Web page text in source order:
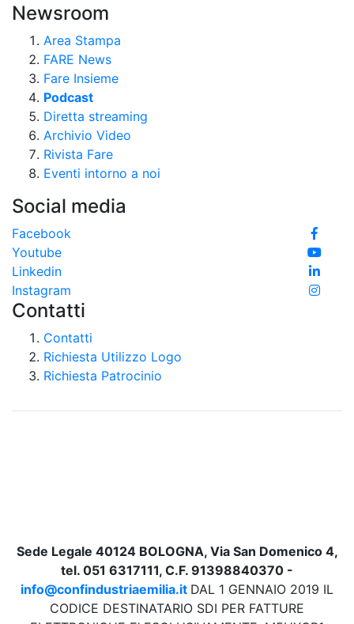
Newsroom
Area Stampa
FARE News
Fare Insieme
Podcast
Diretta streaming
Archivio Video
Rivista Fare
Eventi intorno a noi
Social media
Facebook
Youtube
Linkedin
Instagram
Contatti
Contatti
Richiesta Utilizzo Logo
Richiesta Patrocinio
Sede Legale 40124 BOLOGNA, Via San Domenico 4,
tel. 051 6317111, C.F. 91398840370 -
info@confindustriaemilia.it DAL 1 GENNAIO 2019 IL
CODICE DESTINATARIO SDI PER FATTURE